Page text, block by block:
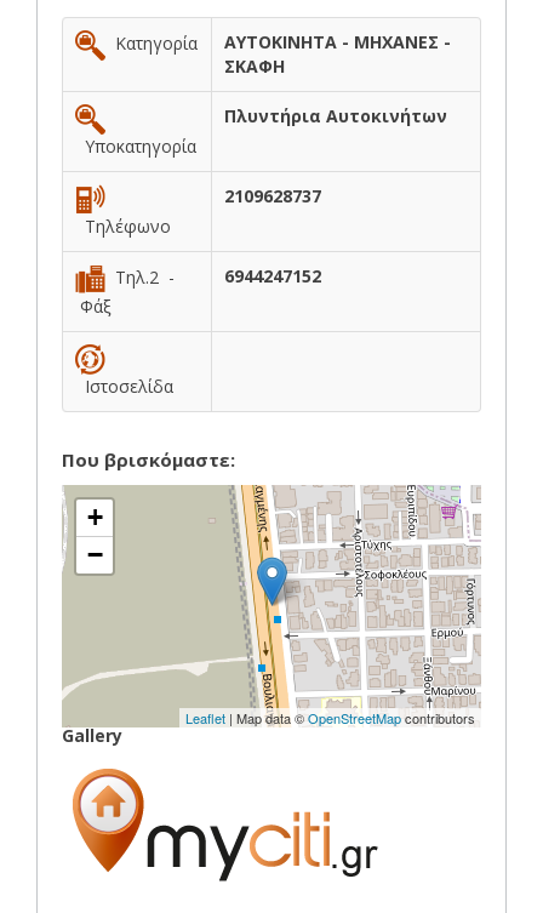
Κατηγορία
ΑΥΤΟΚΙΝΗΤΑ - ΜΗΧΑΝΕΣ -
ΣΚΑΦΗ
Υποκατηγορία
Πλυντήρια Αυτοκινήτων
Τηλέφωνο
2109628737
Τηλ.2 -
Φάξ
6944247152
Ιστοσελίδα
Που βρισκόμαστε:
+
−
Leaflet | Map data ©OpenStreetMapcontributors
Gallery